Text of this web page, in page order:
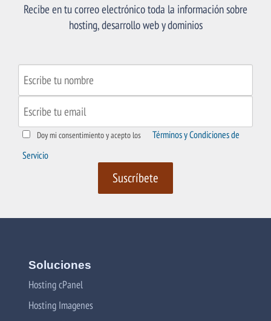
Recibe en tu correo electrónico toda la información sobre
hosting, desarrollo web y dominios
Doy mi consentimiento y acepto los
Términos y Condiciones de
Servicio
Soluciones
Hosting cPanel
Hosting Imagenes